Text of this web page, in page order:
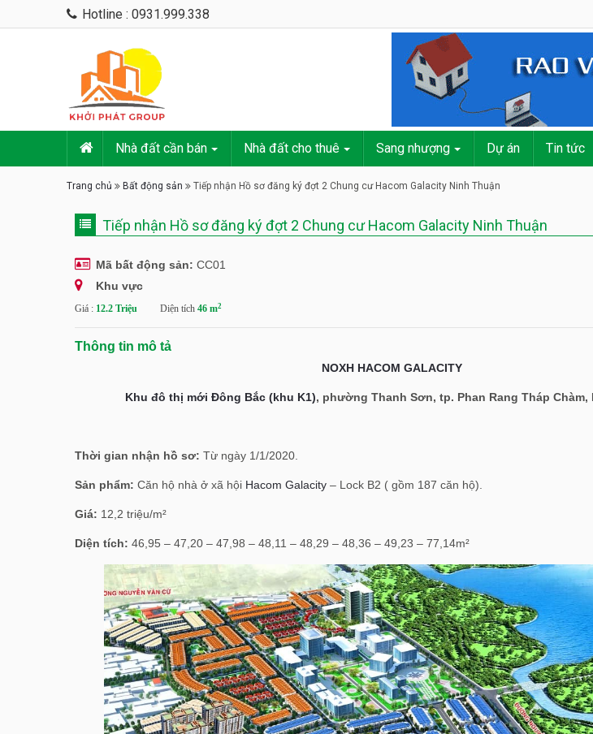
Hotline : 0931.999.338
Nhà đất cần bán Nhà đất cho thuê Sang nhượng Dự án Tin tức
Trang chủ Bất động sản Tiếp nhận Hồ sơ đăng ký đợt 2 Chung cư Hacom Galacity Ninh Thuận
Tiếp nhận Hồ sơ đăng ký đợt 2 Chung cư Hacom Galacity Ninh Thuận
Mã bất động sản: CC01
Khu vực
Giá : 12.2 Triệu Diện tích 46 m2
Thông tin mô tả
NOXH HACOM GALACITY
Khu đô thị mới Đông Bắc (khu K1), phường Thanh Sơn, tp. Phan Rang Tháp Chàm,
Thời gian nhận hồ sơ: Từ ngày 1/1/2020.
Sản phẩm: Căn hộ nhà ở xã hội Hacom Galacity – Lock B2 ( gồm 187 căn hộ).
Giá: 12,2 triệu/m²
Diện tích: 46,95 – 47,20 – 47,98 – 48,11 – 48,29 – 48,36 – 49,23 – 77,14m²